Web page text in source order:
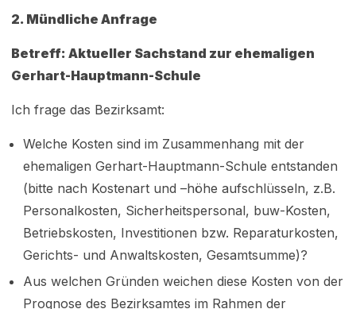
2. Mündliche Anfrage
Betreff: Aktueller Sachstand zur ehemaligen
Gerhart-Hauptmann-Schule
Ich frage das Bezirksamt:
Welche Kosten sind im Zusammenhang mit der
ehemaligen Gerhart-Hauptmann-Schule entstanden
(bitte nach Kostenart und –höhe aufschlüsseln, z.B.
Personalkosten, Sicherheitspersonal, buw-Kosten,
Betriebskosten, Investitionen bzw. Reparaturkosten,
Gerichts- und Anwaltskosten, Gesamtsumme)?
Aus welchen Gründen weichen diese Kosten von der
Prognose des Bezirksamtes im Rahmen der